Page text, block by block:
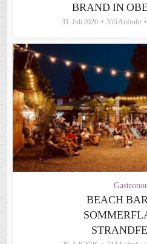
BRAND IN
31. Juli 2026 355 Aufrufe
BEACH